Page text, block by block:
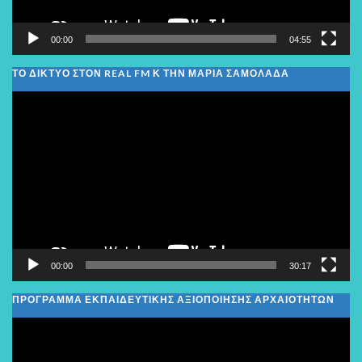
00:00 04:55
ΤΟ ΔΙΚΤΥΟ ΣΤΟΝ REAL FM Κ ΤΗΝ ΜΑΡΙΑ ΣΑΜΟΛΑΔΑ
00:00 30:17
ΠΡΟΓΡΑΜΜΑ ΕΚΠΑΙΔΕΥΤΙΚΗΣ ΑΞΙΟΠΟΙΗΣΗΣ ΑΡΧΑΙΟΤΗΤΩΝ